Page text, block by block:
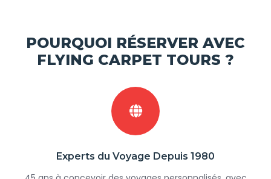
POURQUOI RÉSERVER AVEC
FLYING CARPET TOURS ?
Experts du Voyage Depuis 1980